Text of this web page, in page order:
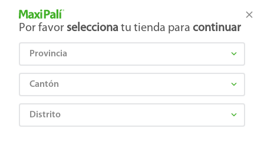
Tienda Maxi Palí
Por favor selecciona tu tienda para continuar
Provincia
Cantón
Distrito